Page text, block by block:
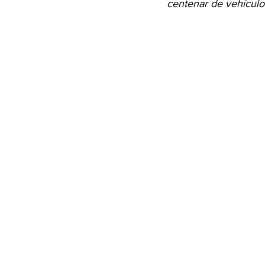
centenar de